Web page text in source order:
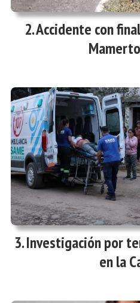
Accidente con
Investigación por
en la